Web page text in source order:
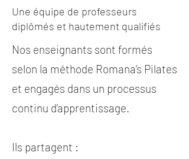
Une équipe de professeurs
diplômés et hautement qualifiés
Nos enseignants sont formés
selon la méthode Romana’s Pilates
et engagés dans un processus
continu d’apprentissage.
Ils partagent :